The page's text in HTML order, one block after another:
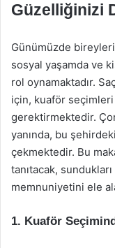
Güzelliğinizi
Günümüzde
sosyal yaşamda ve
rol oynamaktadır.
için, kuaför
gerektirmektedir.
yanında, bu
çekmektedir. Bu
tanıtacak,
memnuniyetini ele
1. Kuaför